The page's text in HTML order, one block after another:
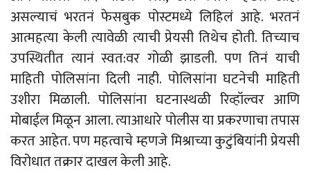
असल्याचं भरतनं फेसबुक पोस्टमध्ये लिहिलं आहे. भरतनं
आत्महत्या केली त्यावेळी त्याची प्रेयसी तिथेच होती. तिच्याच
उपस्थितीत त्यानं स्वत:वर गोळी झाडली. पण तिनं याची
माहिती पोलिसांना दिली नाही. पोलिसांना घटनेची माहिती
उशीरा मिळाली. पोलिसांना घटनास्थळी रिव्हॉल्वर आणि
मोबाईल मिळून आला. त्याआधारे पोलीस या प्रकरणाचा तपास
करत आहेत. पण महत्वाचे म्हणजे मिश्राच्या कुटुंबियांनी प्रेयसी
विरोधात तक्रार दाखल केली आहे.